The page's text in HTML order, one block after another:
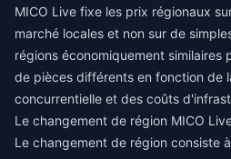
MICO Live fixe les prix régionaux
marché locales et non sur de
régions économiquement
de pièces différents en fonction de
concurrentielle et des coûts
Le changement de région MICO
Le changement de région consiste